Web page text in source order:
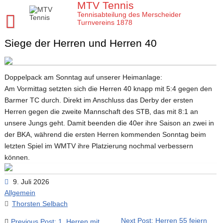
MTV Tennis
Tennisabteilung des Merscheider
Turnvereins 1878
Startseite MTV Tennis
Sponsoren
Verein
MTV Tennis Abteilungsleitung
Anleitungen und Infos
Platz- und Spielordnung
Vereinssatzung
Chronik zu 40 Jahre MTV Tennisabteilung
Mitglied im MTV / Schnupperjahr / Begrüßung
Mannschaften
Damen
Damen 40
Damen 50 2026
Herren 2. Mannschaft
Herren 40
Jugend
Tenniscamps im MTV
Jugendmannschaften im MTV
Kreismeisterschaften Jugend
Stadtmeisterschaften Jugend
Meisterschaften
Clubmeisterschaften im MTV
Medenspiele Sommer 2024
Das neue LK System seit 2020
Tennis Training im MTV
Moritz
Trainingskalender
Aktuelles
Presseartikel
Arbeitseinsatz im MTV
Siege der Herren und Herren 40
Doppelpack am Sonntag auf unserer Heimanlage:
Am Vormittag setzten sich die Herren 40 knapp mit 5:4 gegen den
Barmer TC durch. Direkt im Anschluss das Derby der ersten
Herren gegen die zweite Mannschaft des STB, das mit 8:1 an
unsere Jungs geht. Damit beenden die 40er ihre Saison an zwei in
der BKA, während die ersten Herren kommenden Sonntag beim
letzten Spiel im WMTV ihre Platzierung nochmal verbessern
können.
9. Juli 2026
Allgemein
Thorsten Selbach
Beitragsnavigation
Next Post: Herren 55 feiern